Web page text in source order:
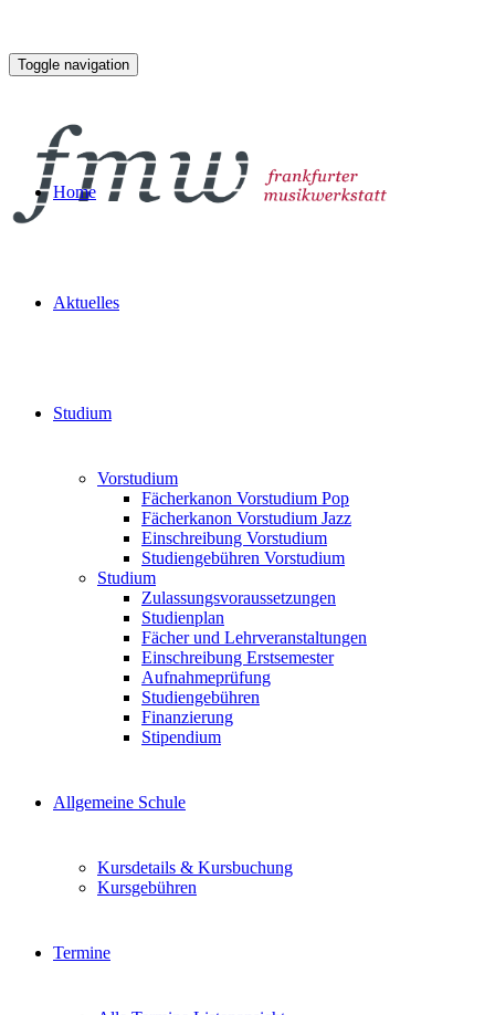
Toggle navigation
Home
Aktuelles
Studium
Vorstudium
Fächerkanon Vorstudium Pop
Fächerkanon Vorstudium Jazz
Einschreibung Vorstudium
Studiengebühren Vorstudium
Studium
Zulassungsvoraussetzungen
Studienplan
Fächer und Lehrveranstaltungen
Einschreibung Erstsemester
Aufnahmeprüfung
Studiengebühren
Finanzierung
Stipendium
Allgemeine Schule
Kursdetails & Kursbuchung
Kursgebühren
Termine